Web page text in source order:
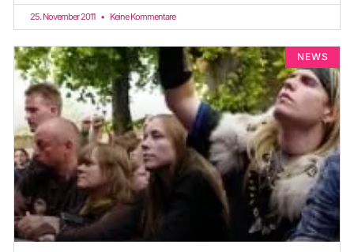
25. November 2011 Keine Kommentare
NEWS